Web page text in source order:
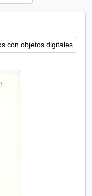
con objetos digitales